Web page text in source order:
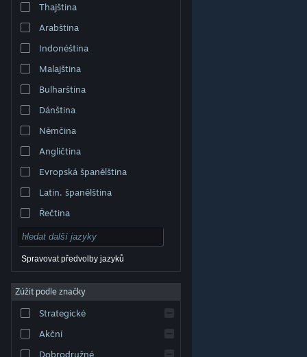
Desktopová verze stránky
© Valve Corporation. Všechna práva vyhrazena.
příslušných subjektů v USA a dalších zemích.
Smlouva o užívání služby Steam
Cookies
Thajština
Arabština
Indonéština
Malajština
Bulharština
Dánština
Němčina
Angličtina
Evropská španělština
Latin. španělština
Řečtina
Spravovat předvolby jazyků
Zúžit podle značky
Strategické
Akční
Dobrodružné